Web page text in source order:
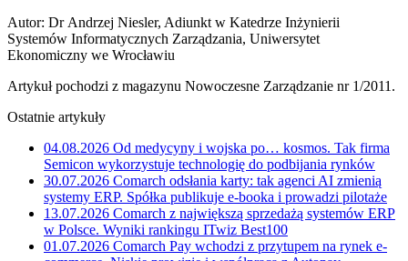
Autor: Dr Andrzej Niesler, Adiunkt w Katedrze Inżynierii
Systemów Informatycznych Zarządzania, Uniwersytet
Ekonomiczny we Wrocławiu
Artykuł pochodzi z magazynu Nowoczesne Zarządzanie nr 1/2011.
Ostatnie artykuły
04.08.2026 Od medycyny i wojska po… kosmos. Tak firma
Semicon wykorzystuje technologię do podbijania rynków
30.07.2026 Comarch odsłania karty: tak agenci AI zmienią
systemy ERP. Spółka publikuje e-booka i prowadzi pilotaże
13.07.2026 Comarch z największą sprzedażą systemów ERP
w Polsce. Wyniki rankingu ITwiz Best100
01.07.2026 Comarch Pay wchodzi z przytupem na rynek e-